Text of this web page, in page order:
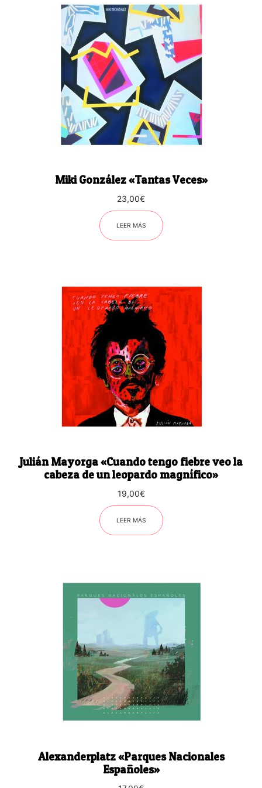
Miki González «Tantas Veces»
23,00€
LEER MÁS
Julián Mayorga «Cuando tengo fiebre veo la
cabeza de un leopardo magnífico»
19,00€
LEER MÁS
Alexanderplatz «Parques Nacionales
Españoles»